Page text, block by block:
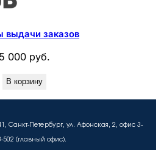
выдачи заказов
5 000 руб.
В корзину
Санкт-Петербург, ул. Афонская, 2, офис 3-
502 (главный офис).